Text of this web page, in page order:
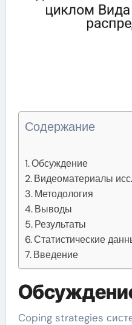
Содержание
Обсуждение
Видеоматериалы
Методология
Выводы
Результаты
Статистические
Введение
Coping strategies система оптимизировала 20